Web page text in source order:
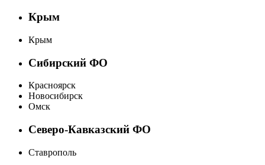
Крым
Крым
Сибирский ФО
Красноярск
Новосибирск
Омск
Северо-Кавказский ФО
Ставрополь